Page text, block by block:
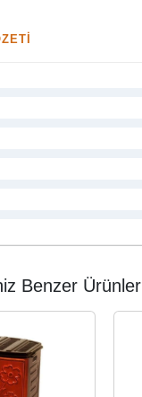
Benzer Ürünler